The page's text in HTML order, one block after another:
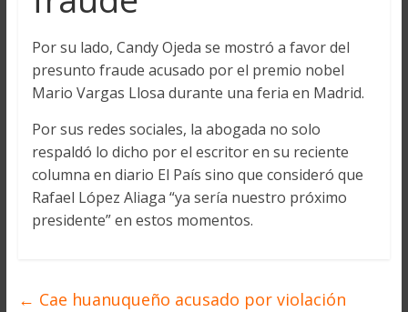
Por su lado, Candy Ojeda se mostró a favor del
presunto fraude acusado por el premio nobel
Mario Vargas Llosa durante una feria en Madrid.
Por sus redes sociales, la abogada no solo
respaldó lo dicho por el escritor en su reciente
columna en diario El País sino que consideró que
Rafael López Aliaga “ya sería nuestro próximo
presidente” en estos momentos.
← Cae huanuqueño acusado por violación